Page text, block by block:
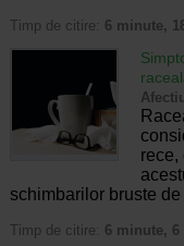
Timp de citire: 6 minute,
rece,
schimbarilor bruste
Timp de citire: 6 minute, 6